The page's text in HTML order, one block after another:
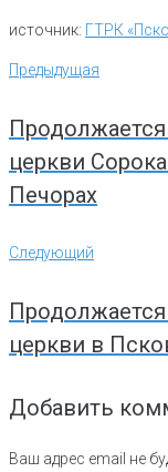
источник: ГТРК
Навигация
по
Предыдущая
Предыдущая
Продолжается
церкви
Печорах
Следующий
Следующий
церкви в
Добавить
Ваш адрес email не